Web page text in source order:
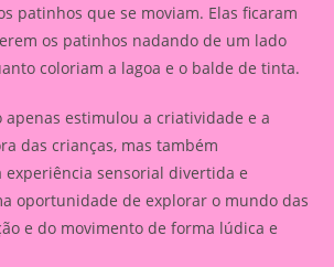
patinhos que se moviam. Elas ficaram
os patinhos nadando de um lado
coloriam a lagoa e o balde de tinta.
apenas estimulou a criatividade e a
das crianças, mas também
sensorial divertida e
oportunidade de explorar o mundo das
e do movimento de forma lúdica e